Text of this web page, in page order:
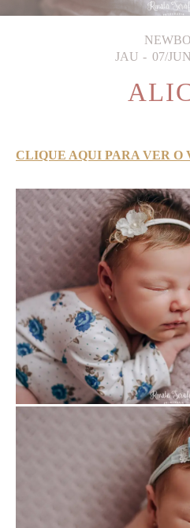
JAU
07/
CLIQUE AQUI PARA VER O